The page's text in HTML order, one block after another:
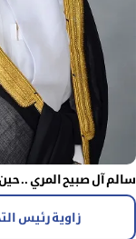
سالم آل صبيح المري ..
زاوية رئيس